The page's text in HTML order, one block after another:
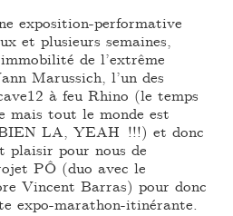
exposition-performative
et plusieurs semaines,
de l’extrême
Marussich, l’un des
à feu Rhino (le temps
mais tout le monde est
LA, YEAH !!!) et donc
plaisir pour nous de
PÔ (duo avec le
Vincent Barras) pour donc
expo-marathon-itinérante.